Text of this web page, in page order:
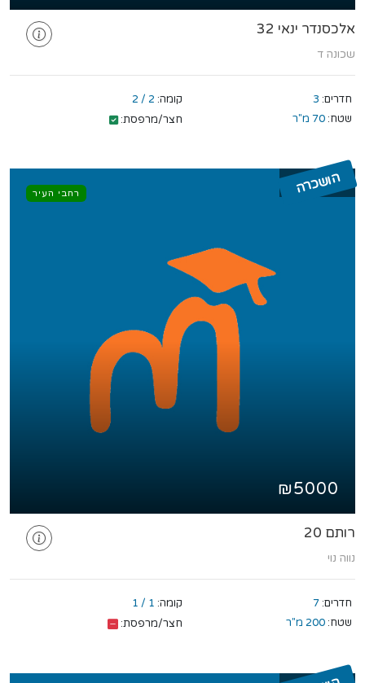
אלכסנדר ינאי 32
שכונה ד
חדרים: 3 קומה: 2 / 2
שטח: 70 מ"ר חצר/מרפסת:
רחבי העיר הושכרה
₪5000
רותם 20
נווה נוי
חדרים: 7 קומה: 1 / 1
שטח: 200 מ"ר חצר/מרפסת: